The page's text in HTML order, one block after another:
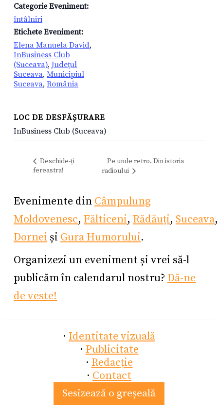
Categorie Eveniment:
întâlniri
Etichete Eveniment:
Elena Manuela David,
InBusiness Club
(Suceava), Județul
Suceava, Municipiul
Suceava, România
LOC DE DESFĂȘURARE
InBusiness Club (Suceava)
Deschide-ți
fereastra!
Pe unde retro. Din istoria
radioului
Evenimente din Câmpulung
Moldovenesc, Fălticeni, Rădăuți, Suceava
Dornei și Gura Humorului.
Organizezi un eveniment și vrei să-l
publicăm în calendarul nostru? Dă-ne
de veste!
· Identitate vizuală
· Publicitate
· Redacție
· Contact
Sesizează o greșeală